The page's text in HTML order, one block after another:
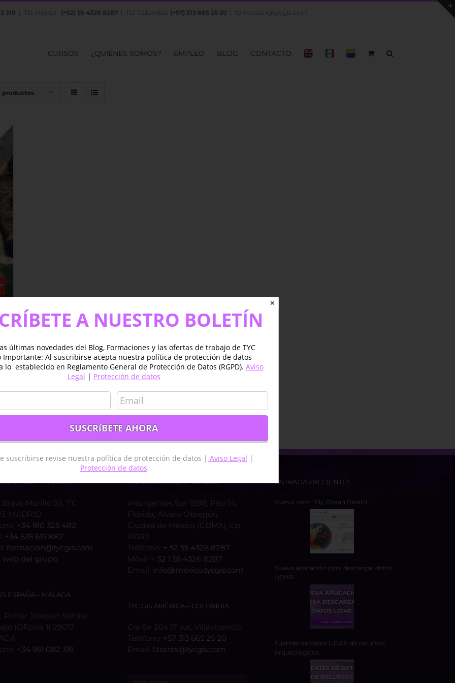
319 | Tel. México: (+52) 55 4326 8287 | Tel. Colombia: (+57) 313 665 25 20 formacion@tycgis.com
CURSOS ¿QUIÉNES SOMOS? EMPLEO BLOG CONTACTO
productos
ESPAÑA – MADRID
Murillo 50, 1ºC,
MADRID
+34 910 325 482
+34 635 619 882
formacion@tycgis.com
web del grupo
ESPAÑA – MÁLAGA
Pintor Joaquín Sorolla
(Oficina 1) 29017
+34 951 082 319
TYC GIS AMÉRICA – MÉXICO
Insurgentes Sur 1898, Piso 14,
Florida, Álvaro Obregón,
Ciudad de México (CDMX), c.p.
01030
Teléfono: + 52 55 4326 8287
Móvil: + 52 1 55 4326 8287
Email: info@mexico.tycgis.com
TYC GIS AMÉRICA – COLOMBIA
Cra 8e 20a 17 sur, Villavicencio
Teléfono: +57 313 665 25 20
Email: l.torres@tycgis.com
ENTRADAS RECIENTES
Nuevo visor “My Ocean Health”
Nueva aplicación para descargar datos
LiDAR
Fuentes de datos LiDAR de recursos
Arqueológicos
✕
A NUESTRO BOLETÍN
últimas novedades del Blog, Formaciones y las ofertas de trabajo de TYC
Importante: Al suscribirse acepta nuestra política de protección de datos
lo establecido en Reglamento General de Protección de Datos (RGPD). Aviso
Legal | Protección de datos
suscribirse revise nuestra política de protección de datos | Aviso Legal |
Protección de datos